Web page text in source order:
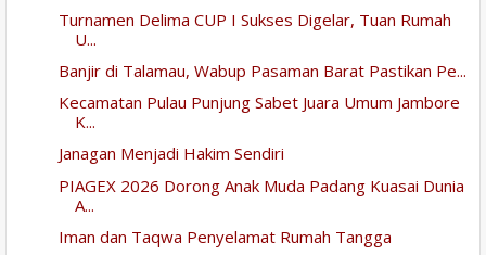
Turnamen Delima CUP I Sukses Digelar, Tuan Rumah
U...
Banjir di Talamau, Wabup Pasaman Barat Pastikan Pe...
Kecamatan Pulau Punjung Sabet Juara Umum Jambore
K...
Janagan Menjadi Hakim Sendiri
PIAGEX 2026 Dorong Anak Muda Padang Kuasai Dunia
A...
Iman dan Taqwa Penyelamat Rumah Tangga